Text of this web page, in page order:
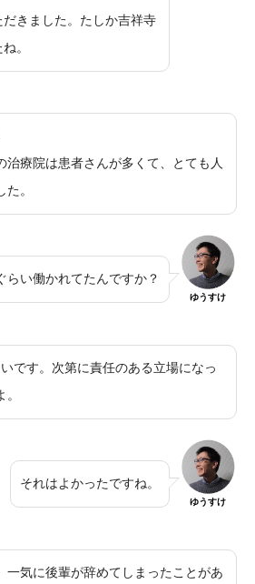
きました。たしか吉祥寺
。
治療院は患者さんが多くて、とても人
。
らい働かれてたんですか？
ゆうすけ
です。次第に責任のある立場になっ
それはよかったですね。
ゆうすけ
一気に後輩が辞めてしまったことがあ